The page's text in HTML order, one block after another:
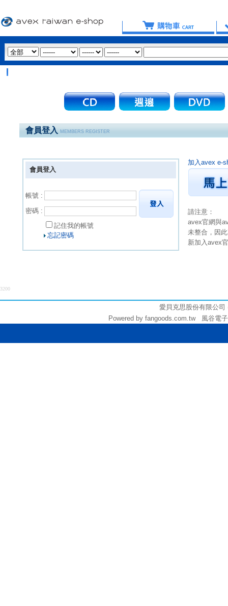
會員登入MEMBERS REGISTER
會員登入
帳號 :
密碼 :
記住我的帳號
忘記密碼
加入avex e-
請注意：
avex官網與
未整合，因
新加入avex
3200
愛貝克思股份有限公
Powered by fangoods.com.tw 風谷電子商